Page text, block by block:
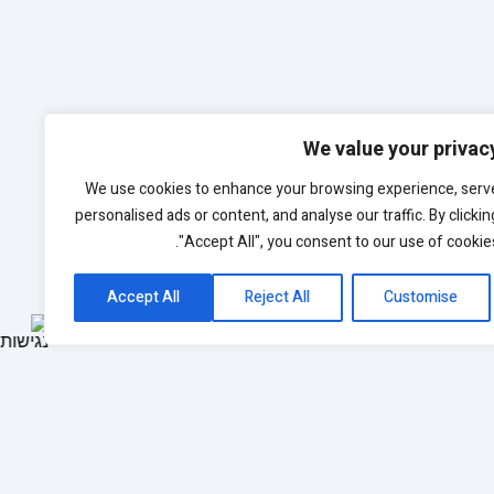
We value your
We use cookies to enhance your browsing experience,
personalised ads or content, and analyse our traffic. By
"Accept All", you consent to our use of
Customise
Reject All
Accept All